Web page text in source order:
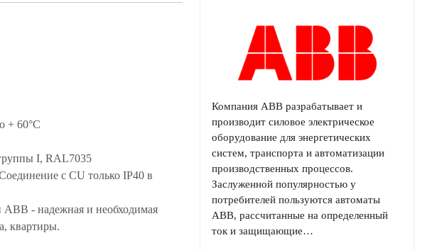
+ 60°С
I, RAL7035
с CU только IP40 в
- надежная и необходимая
квартиры.
Компания ABB разрабатывает и
производит силовое электрическое
оборудование для энергетических
систем, транспорта и автоматизации
производственных процессов.
Заслуженной популярностью у
потребителей пользуются автоматы
ABB, рассчитанные на определенный
ток и защищающие…